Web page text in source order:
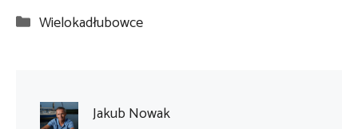
Kategorie
Wielokadłubowce
Jakub Nowak